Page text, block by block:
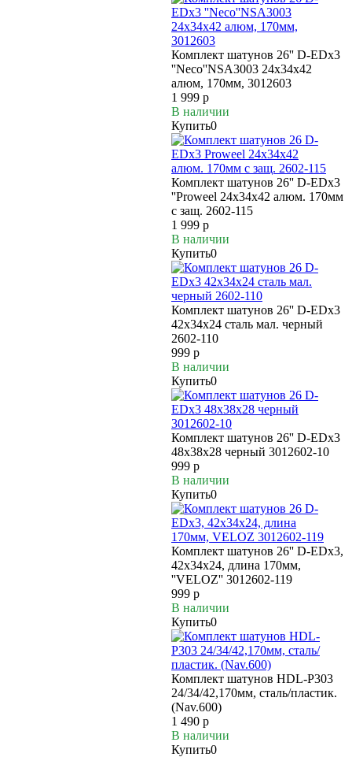
Комплект шатунов 26'' D-EDx3
''Neco''NSА3003 24х34х42
алюм, 170мм, 3012603
1 999 р
В наличии
Купить0
Комплект шатунов 26'' D-EDx3
''Proweel 24х34х42 алюм. 170мм
с защ. 2602-115
1 999 р
В наличии
Купить0
Комплект шатунов 26'' D-EDx3
42х34х24 сталь мал. черный
2602-110
999 р
В наличии
Купить0
Комплект шатунов 26'' D-EDx3
48х38х28 черный 3012602-10
999 р
В наличии
Купить0
Комплект шатунов 26'' D-EDх3,
42х34х24, длина 170мм,
''VELOZ'' 3012602-119
999 р
В наличии
Купить0
Комплект шатунов HDL-Р303
24/34/42,170мм, сталь/пластик.
(Nav.600)
1 490 р
В наличии
Купить0